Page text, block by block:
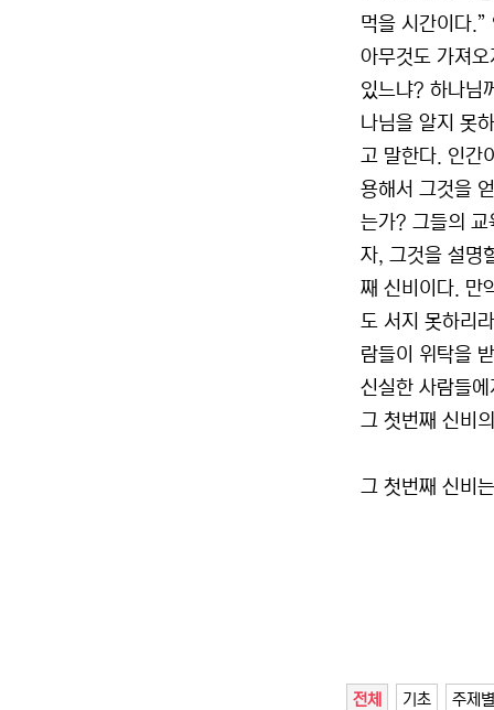
먹을 시간이다
아무것도 가져
있느냐? 하나님
나님을 알지 못
고 말한다. 인간
용해서 그것을
는가? 그들의 교
자, 그것을 설명
째 신비이다. 만
도 서지 못하리
람들이 위탁을
신실한 사람들
그 첫번째 신비
그 첫번째 신비
전체 기초 주제별